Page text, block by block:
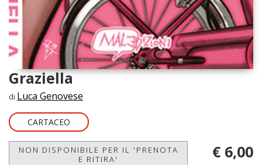
Graziella
di Luca Genovese
CARTACEO
NON DISPONIBILE PER IL 'PRENOTA
E RITIRA'
€ 6,00